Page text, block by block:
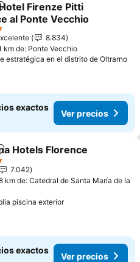
a favoritos
Firenze Pitti
al Ponte Vecchio
8.834
km de: Ponte Vecchio
estratégica en el distrito de Oltrarno
exactos
Ver precios
a favoritos
Hotels Florence
7.042
km de: Catedral de Santa María de la
piscina exteriorVer precios
exactos
Ver precios